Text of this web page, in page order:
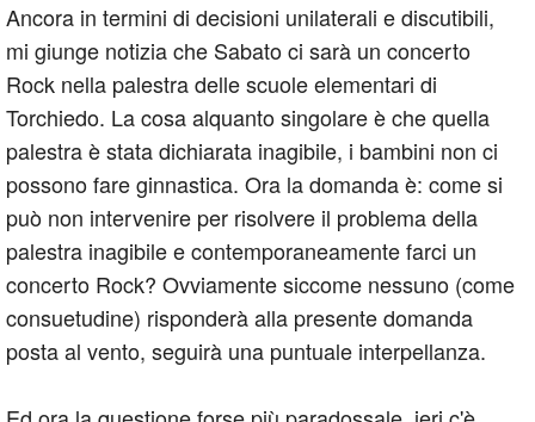
Ancora in termini di decisioni unilaterali e discutibili,
mi giunge notizia che Sabato ci sarà un concerto
Rock nella palestra delle scuole elementari di
Torchiedo. La cosa alquanto singolare è che quella
palestra è stata dichiarata inagibile, i bambini non ci
possono fare ginnastica. Ora la domanda è: come si
può non intervenire per risolvere il problema della
palestra inagibile e contemporaneamente farci un
concerto Rock? Ovviamente siccome nessuno (come
consuetudine) risponderà alla presente domanda
posta al vento, seguirà una puntuale interpellanza.